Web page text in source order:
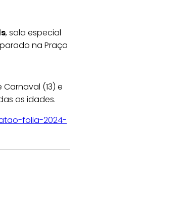
, sala especial
na Praça
(13) e
as idades.
folia-2024-